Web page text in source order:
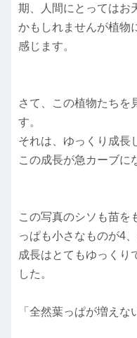
期、人間にとってはお
かもしれませんが植物
感じます。
さて、この植物たちを
す。
それは、ゆっくり成長
この成長が急カーブに
この写真のシソも苗を
っぱも小さなものが4
成長はとてもゆっくり
した。
「全然葉っぱが増えな